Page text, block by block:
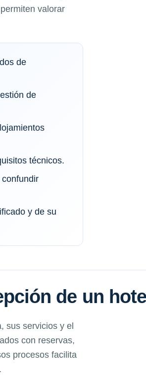
valorar
de
de
técnicos.
y de su
de un
sus servicios y el
con reservas,
procesos facilita